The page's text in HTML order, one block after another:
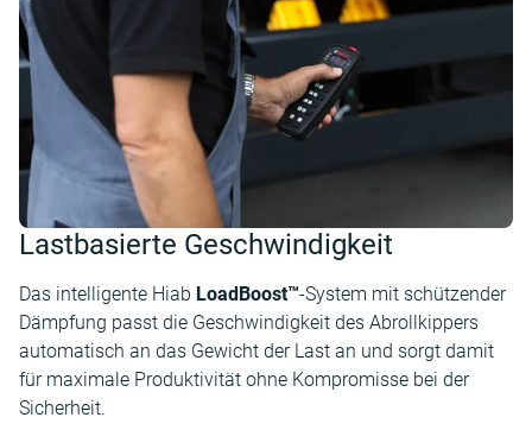
Lastbasierte Geschwindigkeit
Das intelligente Hiab LoadBoost™-System mit schützender
Dämpfung passt die Geschwindigkeit des Abrollkippers
automatisch an das Gewicht der Last an und sorgt damit
für maximale Produktivität ohne Kompromisse bei der
Sicherheit.